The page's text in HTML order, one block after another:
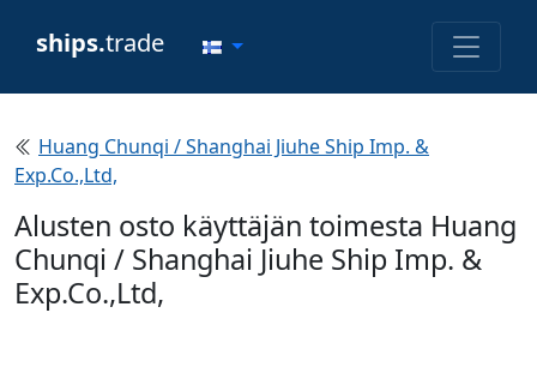
ships.trade
Huang Chunqi / Shanghai Jiuhe Ship Imp. &
Exp.Co.,Ltd,
Alusten osto käyttäjän toimesta Huang
Chunqi / Shanghai Jiuhe Ship Imp. &
Exp.Co.,Ltd,